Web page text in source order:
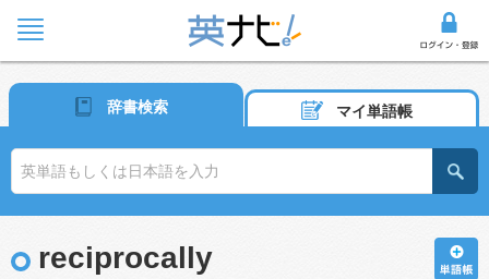
辞書検索 マイ単語帳
reciprocally